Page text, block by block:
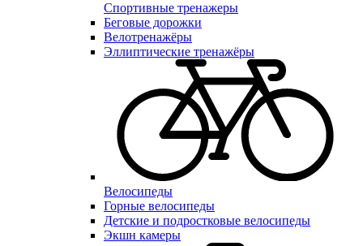
Спортивные тренажеры
Беговые дорожки
Велотренажёры
Эллиптические тренажёры
Велосипеды
Горные велосипеды
Детские и подростковые велосипеды
Экшн камеры